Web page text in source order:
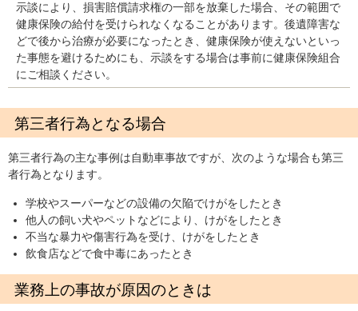
示談により、損害賠償請求権の一部を放棄した場合、その範囲で
健康保険の給付を受けられなくなることがあります。後遺障害な
どで後から治療が必要になったとき、健康保険が使えないといっ
た事態を避けるためにも、示談をする場合は事前に健康保険組合
にご相談ください。
第三者行為となる場合
第三者行為の主な事例は自動車事故ですが、次のような場合も第三
者行為となります。
学校やスーパーなどの設備の欠陥でけがをしたとき
他人の飼い犬やペットなどにより、けがをしたとき
不当な暴力や傷害行為を受け、けがをしたとき
飲食店などで食中毒にあったとき
業務上の事故が原因のときは